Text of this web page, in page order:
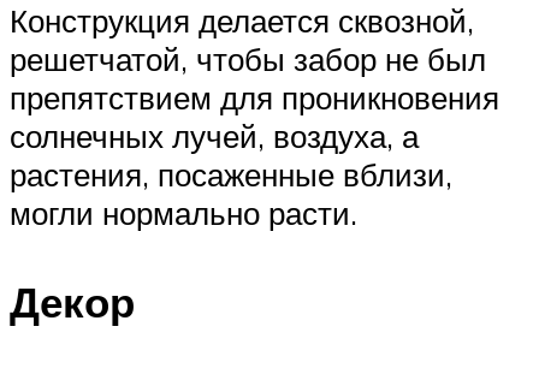
Конструкция делается сквозной,
решетчатой, чтобы забор не был
препятствием для проникновения
солнечных лучей, воздуха, а
растения, посаженные вблизи,
могли нормально расти.
Декор